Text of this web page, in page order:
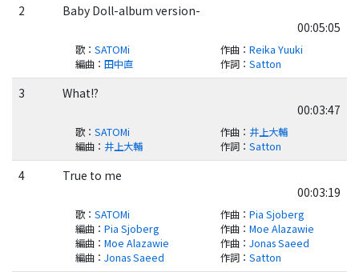
2
Baby Doll-album version-
00:05:05
歌： SATOMi 作曲： Reika Yuuki
編曲： 田中直 作詞： Satton
3
What!?
00:03:47
歌： SATOMi 作曲： 井上大輔
編曲： 井上大輔 作詞： Satton
4
True to me
00:03:19
歌： SATOMi 作曲： Pia Sjoberg
編曲： Pia Sjoberg 作曲： Moe Alazawie
編曲： Moe Alazawie 作曲： Jonas Saeed
編曲： Jonas Saeed 作詞： Satton